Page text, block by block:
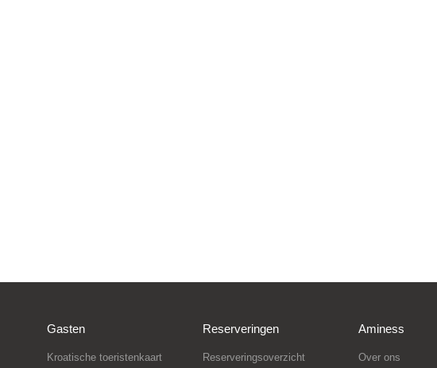
Gasten
Kroatische toeristenkaart
Reserveringen
Reserveringsoverzicht
Aminess
Over ons